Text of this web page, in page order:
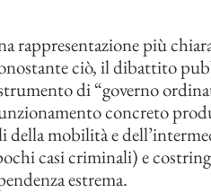
rappresentazione più
ciò, il dibattito
di “governo
concreto
della mobilità e
casi criminali) e
estrema.